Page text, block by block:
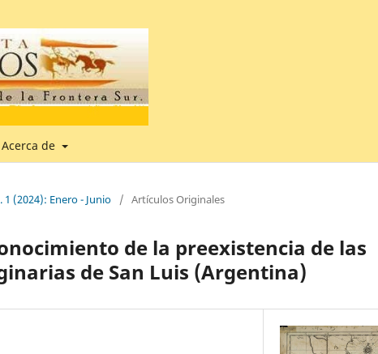
Acerca de
1 (2024): Enero - Junio / Artículos Originales
de la preexistencia de las
de San Luis (Argentina)